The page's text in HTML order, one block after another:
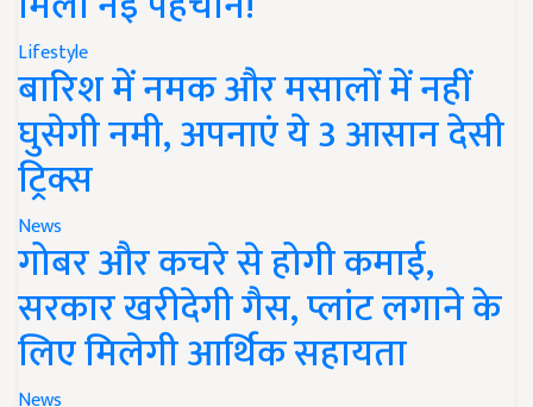
Lifestyle
बारिश में नमक और मसालों में नहीं
घुसेगी नमी, अपनाएं ये 3 आसान देसी
ट्रिक्स
News
गोबर और कचरे से होगी कमाई,
सरकार खरीदेगी गैस, प्लांट लगाने के
लिए मिलेगी आर्थिक सहायता
News